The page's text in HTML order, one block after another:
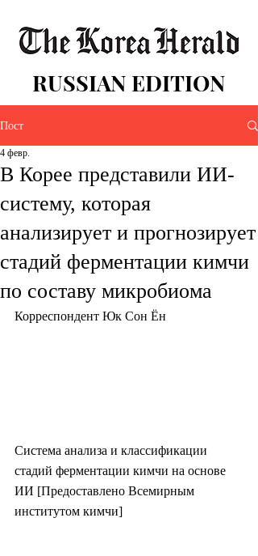
RUSSIAN EDITION
Пост
В Корее представили ИИ-
систему, которая
анализирует и прогнозирует
стадий ферментации кимчи
по составу микробиома
4 февр.
Корреспондент Юк Сон Ён
Система анализа и классификации
стадий ферментации кимчи на основе
ИИ [Предоставлено Всемирным
институтом кимчи]